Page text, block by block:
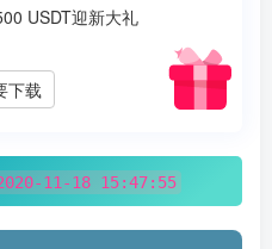
USDT迎新大礼
下载
11-18 15:47:55